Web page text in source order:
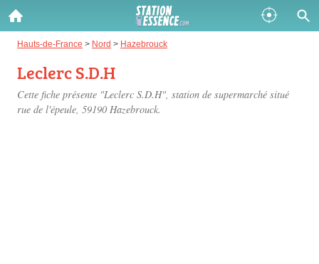
Hauts-de-France > Nord > Hazebrouck
Leclerc S.D.H
Cette fiche présente "Leclerc S.D.H", station de supermarché situé
rue de l'épeule, 59190 Hazebrouck.
Gazole :
Disponible
SP 98 :